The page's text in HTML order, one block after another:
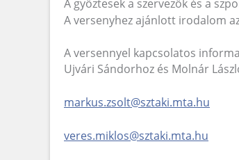
A győztesek a szervezők és a
A versenyhez ajánlott irodalom
A versennyel kapcsolatos
Ujvári Sándorhoz és Molnár
markus.zsolt@sztaki.mta.hu
veres.miklos@sztaki.mta.hu